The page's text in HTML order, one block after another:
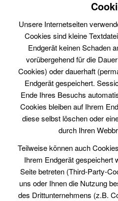
Unsere Internetseiten
Cookies sind kleine
Endgerät keinen Schaden
vorübergehend für die
Cookies) oder dauerhaft
Endgerät gespeichert.
Ende Ihres Besuchs
Cookies bleiben auf Ihrem
diese selbst löschen oder
durch Ihren
Teilweise können auch
Ihrem Endgerät gespeichert
Seite betreten (Third-Party-
uns oder Ihnen die Nutzung
des Drittunternehmens (z.B.